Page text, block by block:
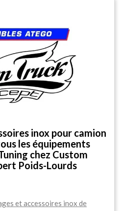
inox pour camion
les équipements
chez Custom
Poids-Lourds
et accessoires inox de